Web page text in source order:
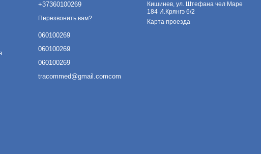
+37360100269
Перезвонить вам?
060100269
060100269
060100269
tracommed@gmail.comcom
Кишинев, ул. Штефана чел Маре
184 И.Крянгэ 6/2
Карта проезда